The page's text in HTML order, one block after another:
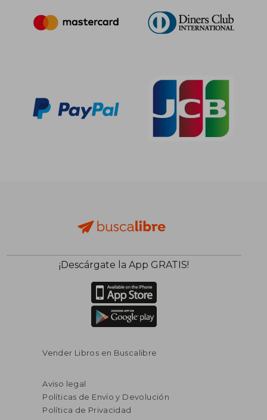
¡Descárgate la App GRATIS!
Vender Libros en Buscalibre
Aviso legal
Políticas de Envío y Devolución
Política de Privacidad